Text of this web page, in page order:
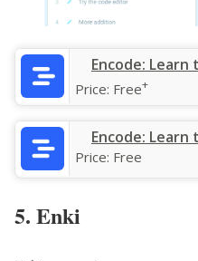
‎Encode: Learn
Price: Free+
Encode: Learn
Price: Free
5. Enki